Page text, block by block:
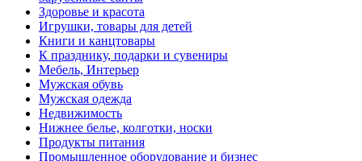
Здоровье и красота
Игрушки, товары для детей
Книги и канцтовары
К празднику, подарки и сувениры
Мебель, Интерьер
Мужская обувь
Мужская одежда
Недвижимость
Нижнее белье, колготки, носки
Продукты питания
Промышленное оборудование и бизнес